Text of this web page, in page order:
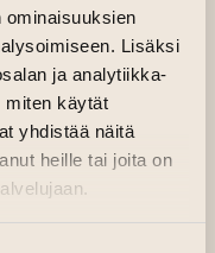
ominaisuuksien
Lisäksi
ja analytiikka-
miten käytät
yhdistää näitä
heille tai joita on